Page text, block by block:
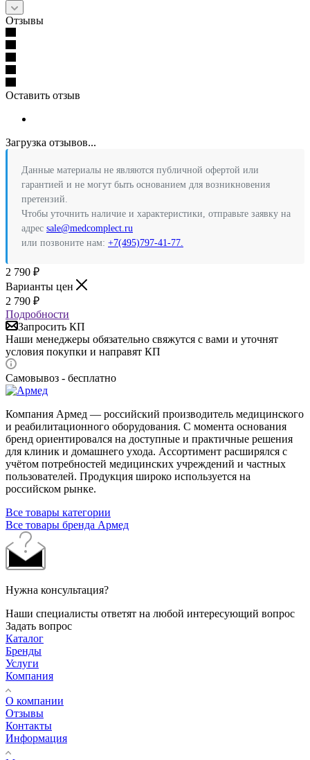
Отзывы
Оставить отзыв
Загрузка отзывов...
Данные материалы не являются публичной офертой или
гарантией и не могут быть основанием для возникновения
претензий.
Чтобы уточнить наличие и характеристики, отправьте заявку на
адрес sale@medcomplect.ru
или позвоните нам: +7(495)797-41-77.
2 790 ₽
Варианты цен
2 790 ₽
Подробности
Запросить КП
Наши менеджеры обязательно свяжутся с вами и уточнят
условия покупки и направят КП
Самовывоз - бесплатно
Компания Армед — российский производитель медицинского
и реабилитационного оборудования. С момента основания
бренд ориентировался на доступные и практичные решения
для клиник и домашнего ухода. Ассортимент расширялся с
учётом потребностей медицинских учреждений и частных
пользователей. Продукция широко используется на
российском рынке.
Все товары категории
Все товары бренда Армед
Нужна консультация?
Наши специалисты ответят на любой интересующий вопрос
Задать вопрос
Каталог
Бренды
Услуги
Компания
О компании
Отзывы
Контакты
Информация